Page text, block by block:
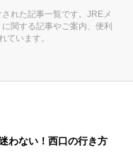
された記事一覧です。JREメ
関する記事やご案内、便利
ています。
わない！西口の行き方